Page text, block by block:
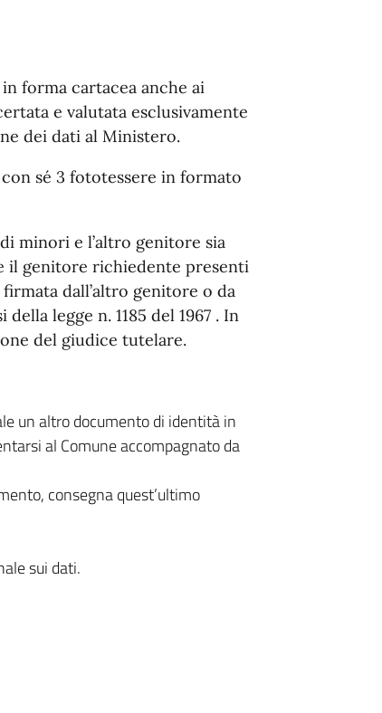
forma cartacea anche ai
e valutata esclusivamente
dei dati al Ministero.
sé 3 fototessere in formato
minori e l’altro genitore sia
il genitore richiedente presenti
dall’altro genitore o da
legge n. 1185 del 1967 . In
del giudice tutelare.
un altro documento di identità in
al Comune accompagnato da
consegna quest’ultimo
sui dati.